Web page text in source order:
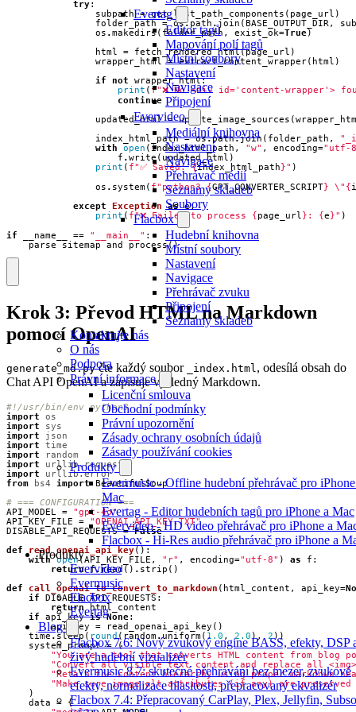
Evertag
Editor tagů
Mapování polí tagů
Místní soubory
Nastavení
Navigace
Připojení
Evervideo
Mediální knihovna
Nastavení
Navigace
Přehrávač médií
Seznamy skladeb
Soubory
Flacbox
Hudební knihovna
Místní soubory
Nastavení
Navigace
Přehrávač zvuku
Připojení
Seznamy skladeb
Kontaktujte nás
O nás
Podpora
Právní informace
Licenční smlouva
Obchodní podmínky
Právní upozornění
Zásady ochrany osobních údajů
Zásady používání cookies
Produkty
Evermusic - Offline hudební přehrávač pro
Mac
Evertag - Editor hudebních tagů pro iPhone a Mac
Evervideo - HD video přehrávač pro iPhone a
Flacbox - Hi-Res audio přehrávač pro iPhone a
Produkty
Evervideo
Evermusic
Flacbox
Evertag
Blog
Flacbox 7.6: Nový zvukový engine BASS, efekty, DSP
živý hudební vizualizér
Evermusic 8.7: skutečné přehrávání bez mezer, zvukové
efekty, normalizace hlasitosti, přepracovaný ekvalizér
Flacbox 7.4: Přepracovaný CarPlay, Plex, Jellyfin,
try:
subpath = get_last_path_components ( page_url )
folder_path = os. path .join (BASE_OUTPUT_DIR ,
os .makedirs( folder_path , exist_ok=True)
html
= fetch_rendered_html(page_url )
wrapper_html
= extract_content_wrapper( html )
if
not wrapper_html:
print ( f"❌ No <div id='content-wrapper'>
continue
updated_html = update_image_sources (
index_html_path = os.path.join ( folder_path ,
with
open ( index_html_path , "w" , encoding="utf-
f .write ( updated_html )
print ( f"✅ Saved: {index_html_path}" )
os . system( f"python3 {GPT_CONVERTER_SCRIPT} \" {
except
Exception as e:
print ( f"❌ Failed to process {page_url } : {e}" )
if __name__ == "__main__" :
parse_sitemap_and_process()
Krok 3: Převod HTML na Markdown
pomocí OpenAI
generate_md.pyčte každý soubor _index.html, odesílá obsah do
Chat API OpenAI a zapisuje výsledný Markdown.
#!/usr/bin/env python3
import
os
import
sys
import
json
import
time
import
random
import
urllib.request
import
urllib.error
from
bs4 import BeautifulSoup
# === CONFIGURATION ===
API_MODEL
=
"gpt-4o"
API_KEY_FILE
=
"OPENAI_API_KEY.TXT"
DISABLE_API_REQUESTS = False
def
read_openai_api_key():
with open(API_KEY_FILE , "r" , encoding="utf-8" ) as f :
return f.read () . strip ()
def
call_openai_to_convert_to_markdown ( html_content , api_key=
if
DISABLE_API_REQUESTS :
return
html_content
if
api_key is None:
api_key
= read_openai_api_key ()
time.sleep ( round ( random.uniform( 1.0 , 2.0 ), 2 ))
system_prompt = (
"You are a tool that converts HTML content from blog
"Convert all visible text content and replace all
"Retain the content hierarchy using proper markdown
"Make sure image alt attributes (if any) are
)
data
=
{